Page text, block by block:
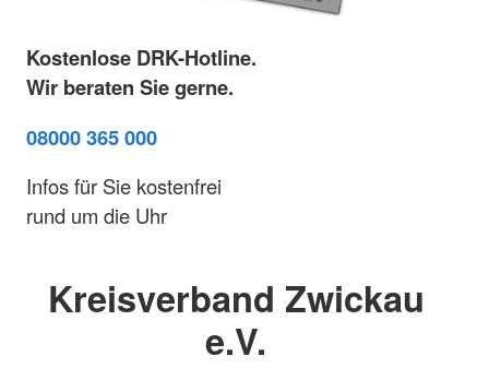
Kostenlose DRK-Hotline.
Wir beraten Sie gerne.
08000 365 000
Infos für Sie kostenfrei
rund um die Uhr
Kreisverband Zwickau
e.V.